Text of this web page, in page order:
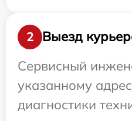
2
Выезд
Сервисный
указанному
диагностики